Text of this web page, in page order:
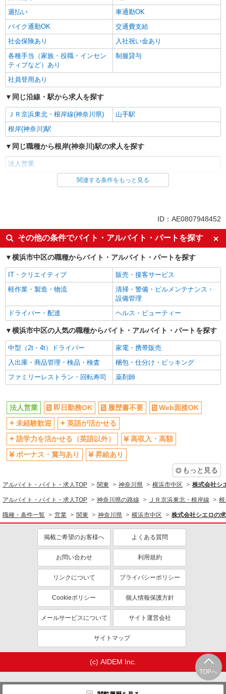
週払い
車通勤OK
バイク通勤OK
交通費支給
社会保険あり
入社祝い金あり
各種手当（家族・役職・インセン
ティブなど）あり
制服貸与
社員登用あり
同じ沿線・駅から求人を探す
ＪＲ京浜東北・根岸線(神奈川県)
山手駅
根岸(神奈川)駅
同じ職種から根岸(神奈川)駅の求人を探す
法人営業
同じ雇用形態から根岸(神奈川)駅の求人を探す
即日勤務OK
履歴書不要
Web面接OK
未経験歓迎
英語が活かせる
語学力を活かせる（英語以外）
高収入・高額
ボーナス・賞与あり
昇給あり
日払い
週払い
車通勤OK
バイク通勤OK
交通費支給
社会保険あり
入社祝い金あり
各種手当（家族・役職・インセン
ティブなど）あり
制服貸与
社員登用あり
営業
同じ特徴から求人を探す
未経験歓迎
英語が活かせる
ボーナス・賞与あり
日払い
社会保険あり
社員登用あり
関連する条件をもっと見る
ID：AE0807948452
その他の条件でバイト・アルバイト・パートを探す
横浜市中区の職種からバイト・アルバイト・パートを探す
IT・クリエイティブ
販売・接客サービス
軽作業・製造・物流
清掃・警備・ビルメンテナンス・
設備管理
ドライバー・配達
ヘルス・ビューティー
横浜市中区の人気の職種からバイト・アルバイト・パートを探す
中型（2t・4t）ドライバー
家電・携帯販売
入出庫・商品管理・検品・検査
梱包・仕分け・ピッキング
ファミリーレストラン・回転寿司
薬剤師
TOPへ
法人営業 即日勤務OK 履歴書不要
Web面接OK
未経験歓迎
英語が活かせる
語学力を活かせる（英語以外）
高収入・高額
ボーナス・賞与あり
昇給あり
もっと見る
アルバイト・バイト・求人TOP 関東 神奈川県 横浜市中区 株式会社シ
アルバイト・バイト・求人TOP 神奈川県の路線 ＪＲ京浜東北・根岸線
職種・条件一覧 営業 関東 神奈川県 横浜市中区 株式会社シエロの
掲載ご希望のお客様へ よくある質問
お問い合わせ 利用規約
リンクについて プライバシーポリシー
Cookieポリシー 個人情報保護方針
メールサービスについて サイト運営会社
サイトマップ
(c) AIDEM Inc.